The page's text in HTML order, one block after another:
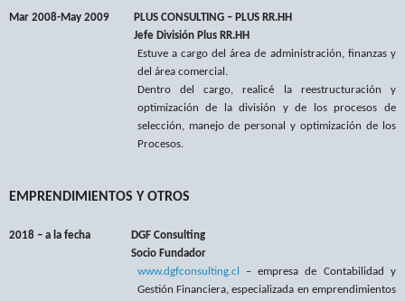
Mar 2008-May 2009
PLUS CONSULTING – PLUS RR.HH
Jefe División Plus RR.HH
Estuve a cargo delárea de administración, finanzas y
del área comercial.
Dentro del cargo, realicé la reestructuración y
optimización de la división y de los procesos de
selección, manejo de personal y optimización de los
Procesos.
EMPRENDIMIENTOS Y OTROS
2018 – a la fecha DGF Consulting
Socio Fundador
www.dgfconsulting.cl
– empresa de Contabilidad y
Gestión Financiera, especializada en emprendimientos